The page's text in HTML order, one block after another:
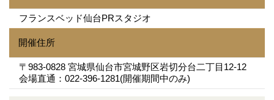
フランスベッド仙台PRスタジオ
開催住所
〒983-0828 宮城県仙台市宮城野区岩切分台二丁目12-12
会場直通：022-396-1281(開催期間中のみ)